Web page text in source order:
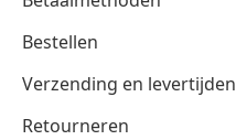
Bestellen
Verzending en levertijden
Retourneren